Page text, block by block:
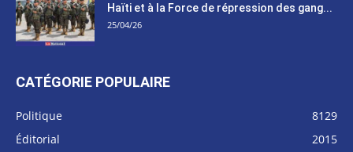
Haïti et à la Force de répression des gang...
25/04/26
CATÉGORIE POPULAIRE
Politique
8129
Éditorial
2015